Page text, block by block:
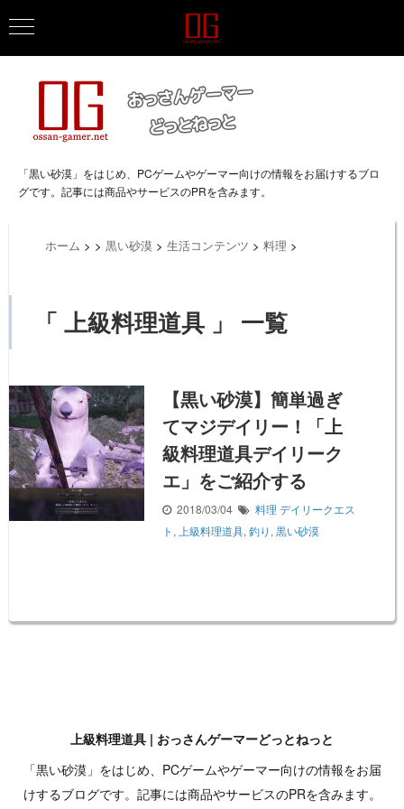
「黒い砂漠」をはじめ、PCゲームやゲーマー向けの情報をお届けするブロ
グです。記事には商品やサービスのPRを含みます。
ホーム > > 黒い砂漠 > 生活コンテンツ > 料理 >
「 上級料理道具 」 一覧
【黒い砂漠】簡単過ぎ
てマジデイリー！「上
級料理道具デイリーク
エ」をご紹介する
2018/03/04 料理 デイリークエス
ト , 上級料理道具, 釣り , 黒い砂漠
上級料理道具 | おっさんゲーマーどっとねっと
「黒い砂漠」をはじめ、PCゲームやゲーマー向けの情報をお届
けするブログです。記事には商品やサービスのPRを含みます。